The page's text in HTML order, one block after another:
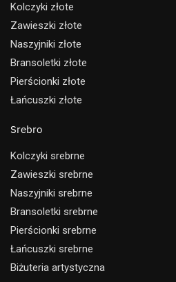
Kolczyki złote
Zawieszki złote
Naszyjniki złote
Bransoletki złote
Pierścionki złote
Łańcuszki złote
Srebro
Kolczyki srebrne
Zawieszki srebrne
Naszyjniki srebrne
Bransoletki srebrne
Pierścionki srebrne
Łańcuszki srebrne
Biżuteria artystyczna